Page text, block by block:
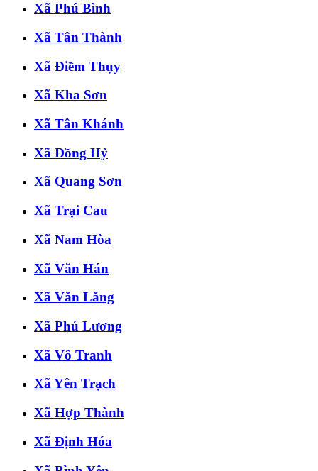
Xã Phú Bình
Xã Tân Thành
Xã Điềm Thụy
Xã Kha Sơn
Xã Tân Khánh
Xã Đồng Hỷ
Xã Quang Sơn
Xã Trại Cau
Xã Nam Hòa
Xã Văn Hán
Xã Văn Lăng
Xã Phú Lương
Xã Vô Tranh
Xã Yên Trạch
Xã Hợp Thành
Xã Định Hóa